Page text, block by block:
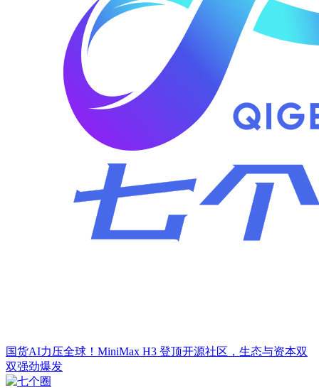
国货AI力压全球！MiniMax H3 登顶开源社区，生态与资本双
双强劲爆发